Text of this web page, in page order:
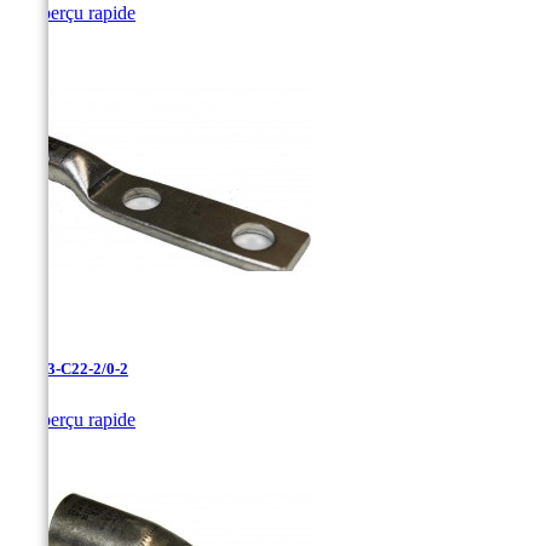
Aperçu rapide
LAN-3-C22-2/0-2
Aperçu rapide